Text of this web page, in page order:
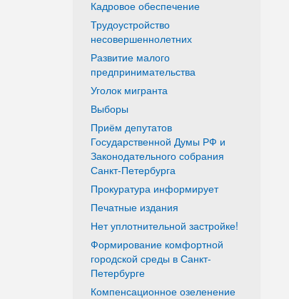
Кадровое обеспечение
Трудоустройство
несовершеннолетних
Развитие малого
предпринимательства
Уголок мигранта
Выборы
Приём депутатов
Государственной Думы РФ и
Законодательного собрания
Санкт-Петербурга
Прокуратура информирует
Печатные издания
Нет уплотнительной застройке!
Формирование комфортной
городской среды в Санкт-
Петербурге
Компенсационное озеленение